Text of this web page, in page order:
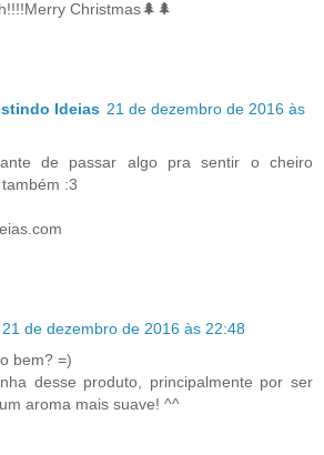
Christmas🌲🌲
Ideias 21 de dezembro de 2016 às
de passar algo pra sentir o cheiro
:3
21 de dezembro de 2016 às 22:48
bem? =)
desse produto, principalmente por ser
aroma mais suave! ^^